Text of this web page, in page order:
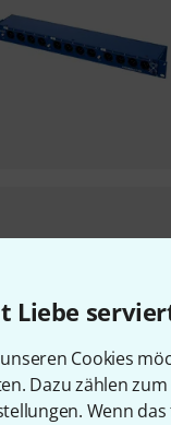
Liebe
Cookies
Dazu zählen
Wenn